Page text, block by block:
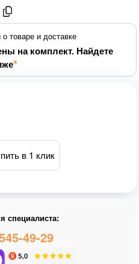
товаре и доставке
на комплект. Найдете
в 1 клик
специалиста:
49-29